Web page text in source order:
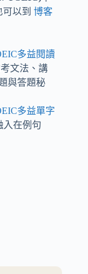
以到 博客
多益閱讀
文法、講
與答題秘
多益單字
入在例句